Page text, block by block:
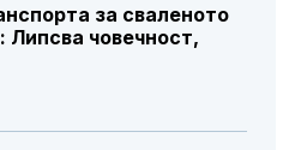
за сваленото
човечност,